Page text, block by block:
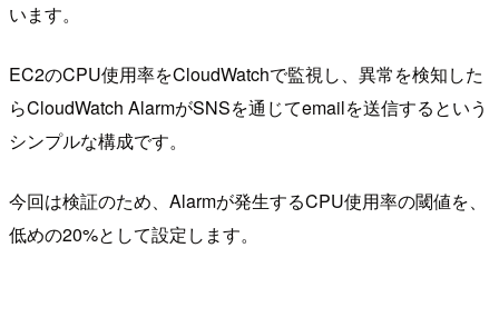
います。
EC2のCPU使用率をCloudWatchで監視し、異常を検知した
らCloudWatch AlarmがSNSを通じてemailを送信するという
シンプルな構成です。
今回は検証のため、Alarmが発生するCPU使用率の閾値を、
低めの20%として設定します。